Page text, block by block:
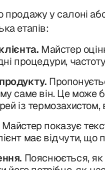
продажу у салоні
етапів:
Майстер
процедури,
саме він. Це може
із
Майстер показує
має відчути, що
Пояснюється,